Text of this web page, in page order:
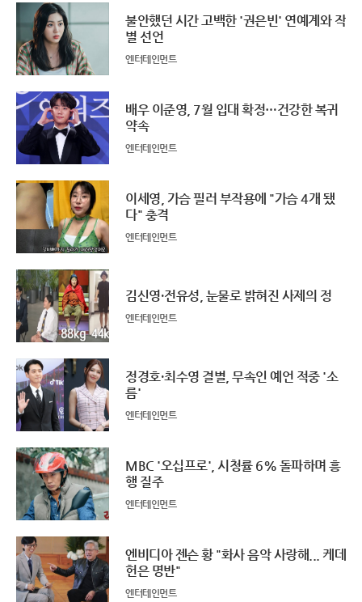
불안했던 시간 고백한 '권은빈' 연예계와 작
별 선언
엔터테인먼트
배우 이준영, 7월 입대 확정…건강한 복귀
약속
엔터테인먼트
이세영, 가슴 필러 부작용에 "가슴 4개 됐
다" 충격
엔터테인먼트
김신영·전유성, 눈물로 밝혀진 사제의 정
엔터테인먼트
정경호·최수영 결별, 무속인 예언 적중 '소
름'
엔터테인먼트
MBC '오십프로', 시청률 6% 돌파하며 흥
행 질주
엔터테인먼트
엔비디아 젠슨 황 "화사 음악 사랑해... 케데
헌은 명반"
엔터테인먼트